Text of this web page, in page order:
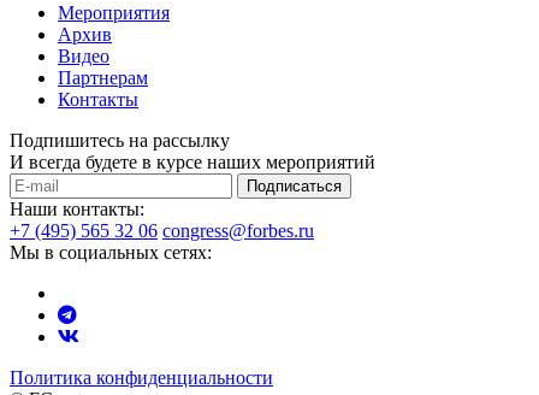
Мероприятия
Архив
Видео
Партнерам
Контакты
Подпишитесь на рассылку
И всегда будете в курсе наших мероприятий
Подписаться
Наши контакты:
+7 (495) 565 32 06 congress@forbes.ru
Мы в социальных сетях:
Политика конфиденциальности